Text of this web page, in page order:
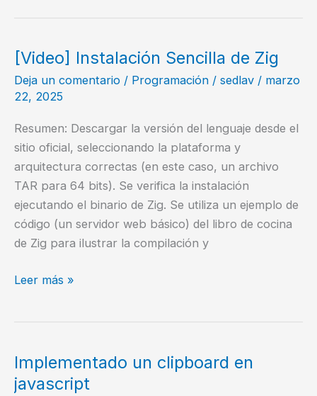
crear
de
fácilmente
[Video] Instalación Sencilla de Zig
Deja un comentario / Programación / sedlav / marzo
22, 2025
Resumen: Descargar la versión del lenguaje desde el
sitio oficial, seleccionando la plataforma y
arquitectura correctas (en este caso, un archivo
TAR para 64 bits). Se verifica la instalación
ejecutando el binario de Zig. Se utiliza un ejemplo de
código (un servidor web básico) del libro de cocina
de Zig para ilustrar la compilación y
[Video]
Zig
Leer más »
Implementado un clipboard en
javascript